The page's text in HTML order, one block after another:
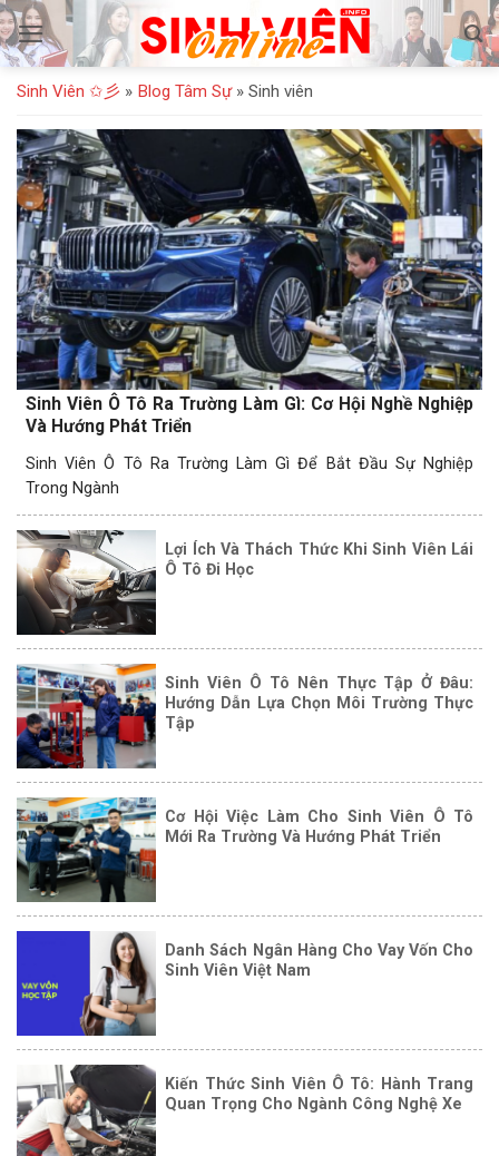
Bỏ
qua
nội
dung
Sinh Viên ✩彡 » Blog Tâm Sự» Sinh viên
Sinh Viên Ô Tô Ra Trường Làm Gì: Cơ Hội Nghề Nghiệp
Và Hướng Phát Triển
Sinh Viên Ô Tô Ra Trường Làm Gì Để Bắt Đầu Sự Nghiệp
Trong Ngành
Lợi Ích Và Thách Thức Khi Sinh Viên Lái
Ô Tô Đi Học
Sinh Viên Ô Tô Nên Thực Tập Ở Đâu:
Hướng Dẫn Lựa Chọn Môi Trường Thực
Tập
Cơ Hội Việc Làm Cho Sinh Viên Ô Tô
Mới Ra Trường Và Hướng Phát Triển
Danh Sách Ngân Hàng Cho Vay Vốn Cho
Sinh Viên Việt Nam
Kiến Thức Sinh Viên Ô Tô: Hành Trang
Quan Trọng Cho Ngành Công Nghệ Xe